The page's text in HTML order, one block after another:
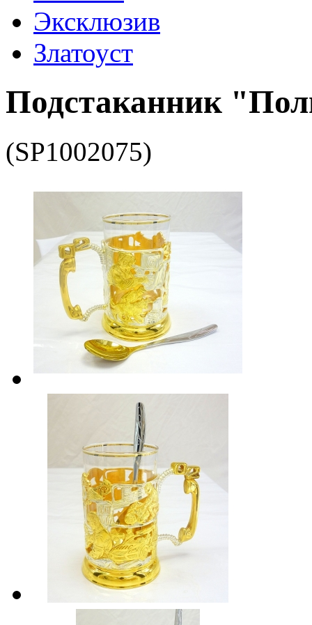
Эксклюзив
Златоуст
Подстаканник
(SP1002075)